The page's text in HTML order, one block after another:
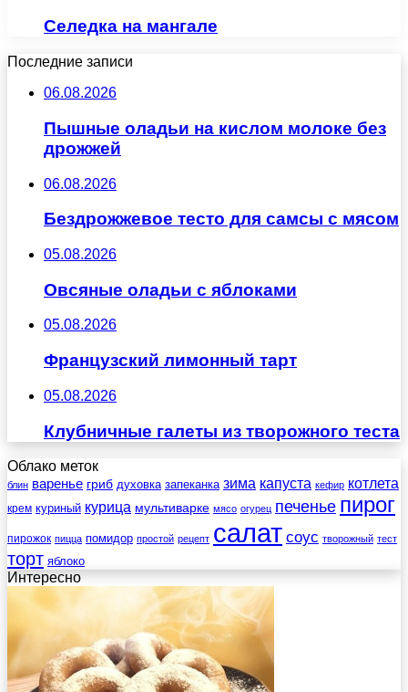
Селедка на мангале
Последние записи
06.08.2026
Пышные оладьи на кислом молоке без
дрожжей
06.08.2026
Бездрожжевое тесто для самсы с мясом
05.08.2026
Овсяные оладьи с яблоками
05.08.2026
Французский лимонный тарт
05.08.2026
Клубничные галеты из творожного теста
Облако меток
блин варенье гриб духовка запеканка зима капуста кефир котлета
крем куриный курица мультиварке мясо огурец печенье пирог
пирожок пицца помидор простой рецепт салат соус творожный тест
торт яблоко
Интересно